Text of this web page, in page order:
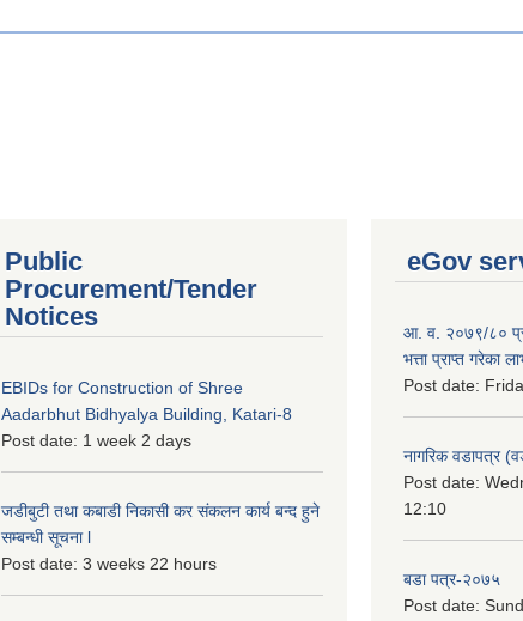
Public
Procurement/Tender
Notices
EBIDs for Construction of Shree
Aadarbhut Bidhyalya Building, Katari-8
Post date: 1 week 2 days
जडीबुटी तथा कबाडी निकासी कर संकलन कार्य बन्द हुने
सम्बन्धी सूचना l
Post date: 3 weeks 22 hours
eGov
आ. व. २०७९/८०
भत्ता प्राप्त गरेका
Post date:
नागरिक वडापत्र
Post date:
12:10
बडा पत्र-२०७५
Post date: